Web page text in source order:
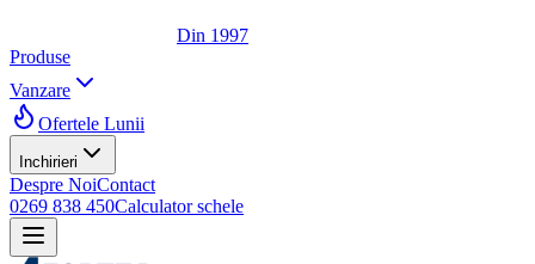
Din 1997
Produse
Vanzare
Ofertele Lunii
Inchirieri
Despre NoiContact
0269 838 450Calculator schele